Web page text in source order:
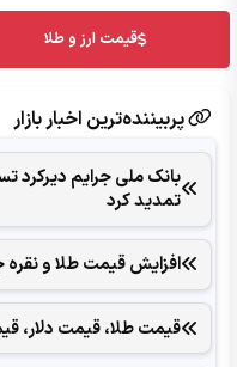
قیمت ارز و طلا
پربیننده‌ترین اخبار بازار
بانک ملی جرایم دیرکرد
تمدید کرد
افزایش قیمت طلا و
قیمت طلا، قیمت دلار، قیمت